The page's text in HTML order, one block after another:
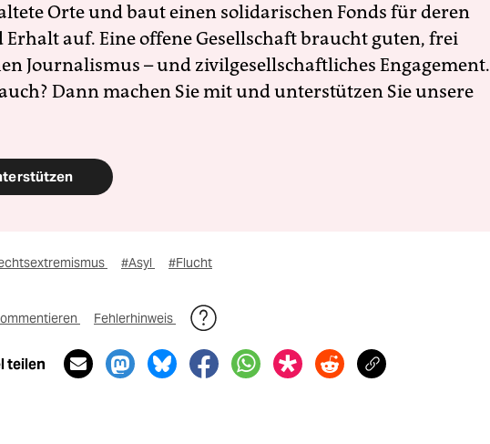
Orte und baut einen solidarischen Fonds für deren
Erhalt auf. Eine offene Gesellschaft braucht guten, frei
Journalismus – und zivilgesellschaftliches Engagement.
Dann machen Sie mit und unterstützen Sie unsere
#Asyl #Flucht
Fehlerhinweis
teilen